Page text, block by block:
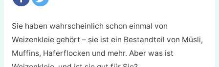
Sie haben wahrscheinlich schon einmal von
Weizenkleie gehört – sie ist ein Bestandteil von Müsli,
Muffins, Haferflocken und mehr. Aber was ist